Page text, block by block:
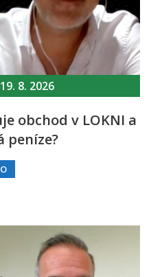
8. 2026
obchod v LOKNI a
peníze?